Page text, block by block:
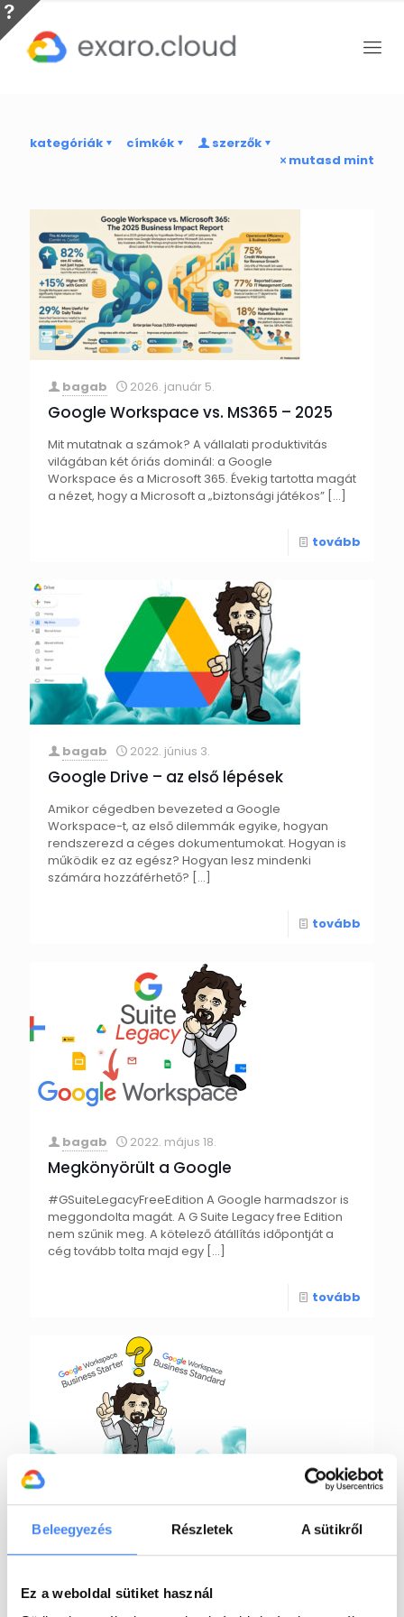
Beleegyezés Részletek A sütikről
Ez a weboldal sütiket használ
kategóriák címkék
szerzők
mutasd mint
bagab 2026. január 5.
Google Workspace vs. MS365 – 2025
Mit mutatnak a számok? A vállalati produktivitás
világában két óriás dominál: a Google
Workspace és a Microsoft 365. Évekig tartotta magát
a nézet, hogy a Microsoft a „biztonsági játékos” […]
tovább
bagab 2022. június 3.
Google Drive – az első lépések
Amikor cégedben bevezeted a Google
Workspace-t, az első dilemmák egyike, hogyan
rendszerezd a céges dokumentumokat. Hogyan is
működik ez az egész? Hogyan lesz mindenki
számára hozzáférhető? […]
tovább
bagab 2022. május 18.
Megkönyörült a Google
#GSuiteLegacyFreeEdition A Google harmadszor is
meggondolta magát. A G Suite Legacy free Edition
nem szűnik meg. A kötelező átállítás időpontját a
cég tovább tolta majd egy […]
tovább
Starter vagy Standard?
manapság a hazai KKV-k elsősorban két